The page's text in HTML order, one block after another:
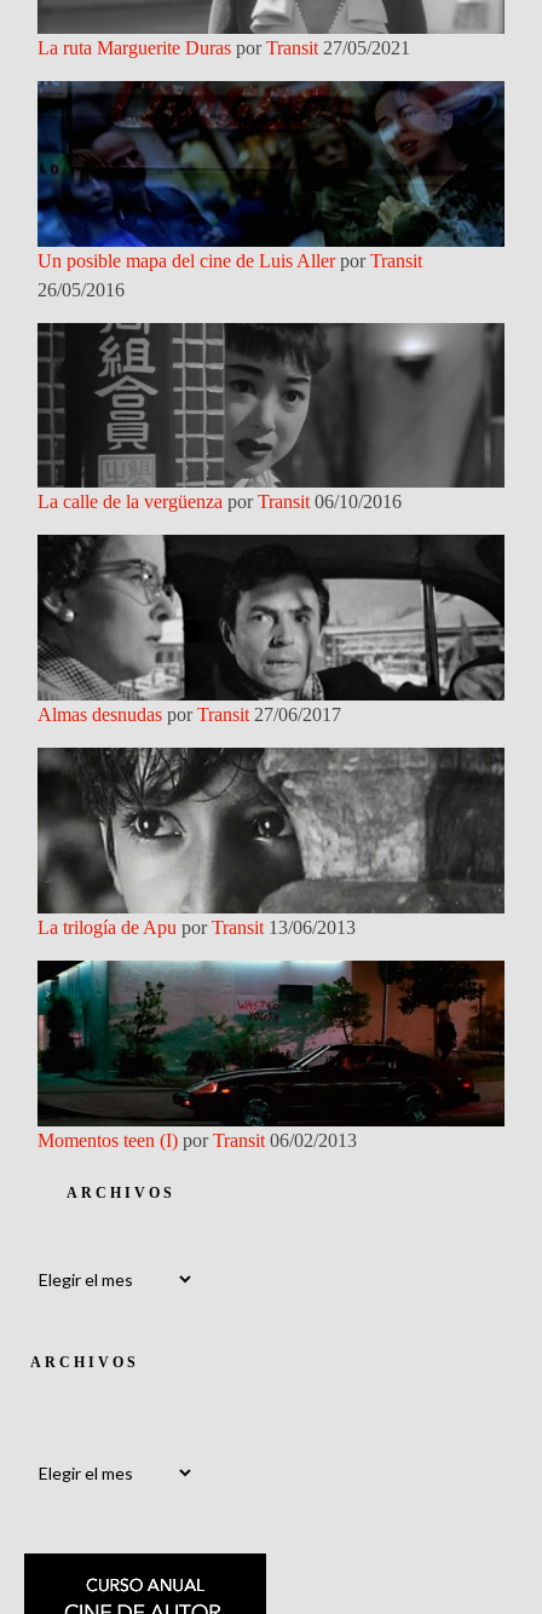
La ruta Marguerite Duras porTransit 27/05/2021
Un posible mapa del cine de Luis AllerporTransit
26/05/2016
La calle de la vergüenza porTransit 06/10/2016
Almas desnudas porTransit 27/06/2017
La trilogía de Apu porTransit 13/06/2013
Momentos teen (I) porTransit 06/02/2013
ARCHIVOS
ARCHIVOS